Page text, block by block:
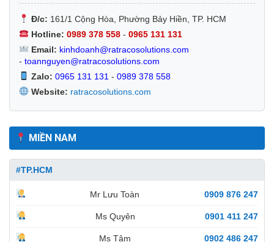
Đ/c: 161/1 Cộng Hòa, Phường Bảy Hiền, TP. HCM
Hotline: 0989 378 558- 0965 131 131
Email: kinhdoanh@ratracosolutions.com
- toannguyen@ratracosolutions.com
Zalo: 0965 131 131 - 0989 378 558
Website: ratracosolutions.com
MIỀN NAM
#TP.HCM
Mr Lưu Toàn 0909 876 247
Ms Quyên 0901 411 247
Ms Tâm 0902 486 247